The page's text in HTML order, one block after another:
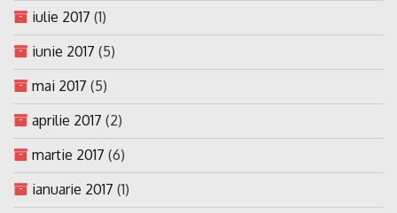
iulie 2017 (1)
iunie 2017 (5)
mai 2017 (5)
aprilie 2017 (2)
martie 2017 (6)
ianuarie 2017 (1)